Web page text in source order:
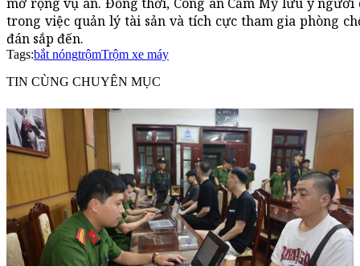
trong việc quản lý tài sản và tích cực tham gia phòng
đán sắp đến.
Tags:bắt nóngtrộmTrộm xe máy
TIN CÙNG CHUYÊN MỤC